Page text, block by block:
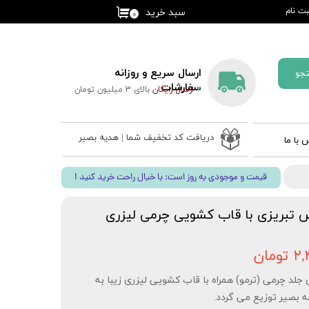
ارسال سریع و روزانه
سفارشات
>ارسال رایگانبالای 3 میلیون تومان
نام
واژه
۰ سبد خرید
نفیس
قلم بصیر
با ما دریافت کد تخفیف شما | هدیه بصیر
! قیمت و موجودی به روز است; با خیال راحت خرید کنید
با قاب کشویی چرمی لیزری
چرمی (ترمو) همراه با قاب کشویی لیزری زیبا به
توزیع می گردد.